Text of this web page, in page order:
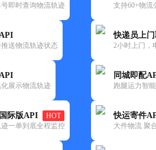
即时查询物流轨迹
送物流轨迹状态
展示物流轨迹
际版API
HOT
一单到底全程监控
支持60+物流
快递员上
2小时上门，
同城即配
跑腿运力智
快运寄件
大件物流 聚
快运大全 快递时效
西山农场
2022-07-14 00:00:00